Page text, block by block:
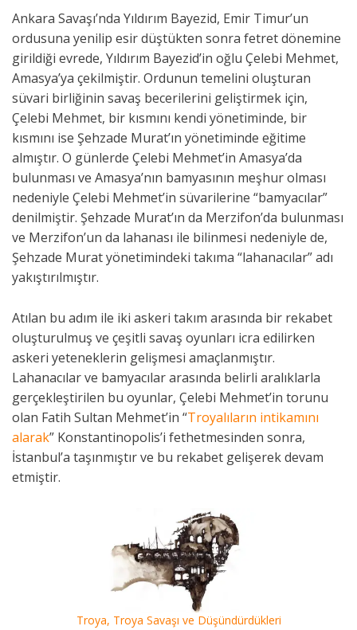
Ankara Savaşı’nda Yıldırım Bayezid, Emir Timur’un
ordusuna yenilip esir düştükten sonra fetret dönemine
girildiği evrede, Yıldırım Bayezid’in oğlu Çelebi Mehmet,
Amasya’ya çekilmiştir. Ordunun temelini oluşturan
süvari birliğinin savaş becerilerini geliştirmek için,
Çelebi Mehmet, bir kısmını kendi yönetiminde, bir
kısmını ise Şehzade Murat’ın yönetiminde eğitime
almıştır. O günlerde Çelebi Mehmet’in Amasya’da
bulunması ve Amasya’nın bamyasının meşhur olması
nedeniyle Çelebi Mehmet’in süvarilerine “bamyacılar”
denilmiştir. Şehzade Murat’ın da Merzifon’da bulunması
ve Merzifon’un da lahanası ile bilinmesi nedeniyle de,
Şehzade Murat yönetimindeki takıma “lahanacılar” adı
yakıştırılmıştır.
Atılan bu adım ile iki askeri takım arasında bir rekabet
oluşturulmuş ve çeşitli savaş oyunları icra edilirken
askeri yeteneklerin gelişmesi amaçlanmıştır.
Lahanacılar ve bamyacılar arasında belirli aralıklarla
gerçekleştirilen bu oyunlar, Çelebi Mehmet’in torunu
olan Fatih Sultan Mehmet’in “Troyalıların intikamını
alarak” Konstantinopolis’i fethetmesinden sonra,
İstanbul’a taşınmıştır ve bu rekabet gelişerek devam
etmiştir.
Troya, Troya Savaşı ve Düşündürdükleri